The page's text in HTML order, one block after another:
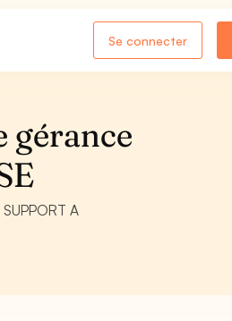
Se connecter
gérance
A